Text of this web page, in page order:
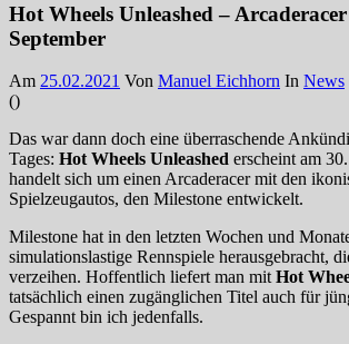
Hot Wheels Unleashed –
September
Am 25.02.2021 Von Manuel Eichhorn In News
()
Das war dann doch eine überraschende
Tages: Hot Wheels Unleashed erscheint am
handelt sich um einen Arcaderacer mit den
Spielzeugautos, den Milestone entwickelt.
Milestone hat in den letzten Wochen und
simulationslastige Rennspiele herausgebracht,
verzeihen. Hoffentlich liefert man mit Hot
tatsächlich einen zugänglichen Titel auch für
Gespannt bin ich jedenfalls.